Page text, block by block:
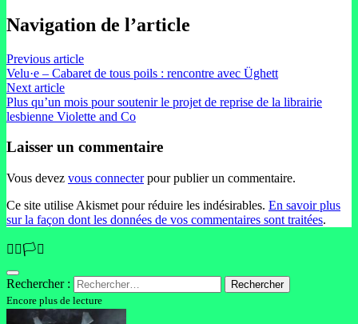
Navigation de l’article
Previous article
Velu·e – Cabaret de tous poils : rencontre avec Üghett
Next article
Plus qu’un mois pour soutenir le projet de reprise de la librairie
lesbienne Violette and Co
Laisser un commentaire
Vous devez vous connecterpour publier un commentaire.
Ce site utilise Akismet pour réduire les indésirables. En savoir plus
sur la façon dont les données de vos commentaires sont traitées.
🏳️‍🌈🏳️‍⚧️
Rechercher :
Encore plus de lecture